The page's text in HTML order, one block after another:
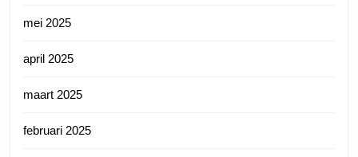
mei 2025
april 2025
maart 2025
februari 2025